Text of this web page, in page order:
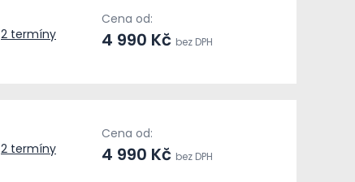
2 termíny
Cena od:
4 990 Kč bez DPH
2 termíny
Cena od:
4 990 Kč bez DPH